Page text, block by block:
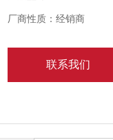
厂商性质：经销商
联系我们